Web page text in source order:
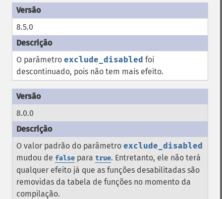
8.5.0
O parâmetro exclude_disabled foi
descontinuado, pois não tem mais efeito.
8.0.0
O valor padrão do parâmetro exclude_disabled
mudou de false para true. Entretanto, ele não terá
qualquer efeito já que as funções desabilitadas são
removidas da tabela de funções no momento da
compilação.